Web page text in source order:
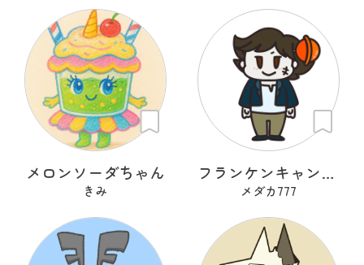
メロンソーダちゃん
きみ
フランケンキャンデー
メダカ777